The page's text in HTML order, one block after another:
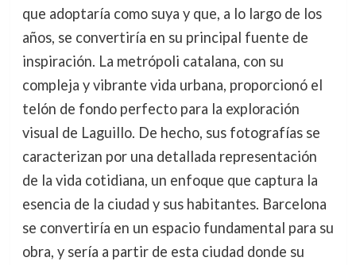
que adoptaría como suya y que, a lo largo de los
años, se convertiría en su principal fuente de
inspiración. La metrópoli catalana, con su
compleja y vibrante vida urbana, proporcionó el
telón de fondo perfecto para la exploración
visual de Laguillo. De hecho, sus fotografías se
caracterizan por una detallada representación
de la vida cotidiana, un enfoque que captura la
esencia de la ciudad y sus habitantes. Barcelona
se convertiría en un espacio fundamental para su
obra, y sería a partir de esta ciudad donde su